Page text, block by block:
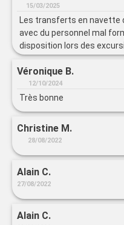
15/03/2025
Les transferts en navette
avec du personnel mal
disposition lors des
dans les transferts sans
certains endroits Le reste
Véronique B.
12/10/2024
Très bonne
Christine M.
28/08/2022
Alain C.
27/08/2022
Alain C.